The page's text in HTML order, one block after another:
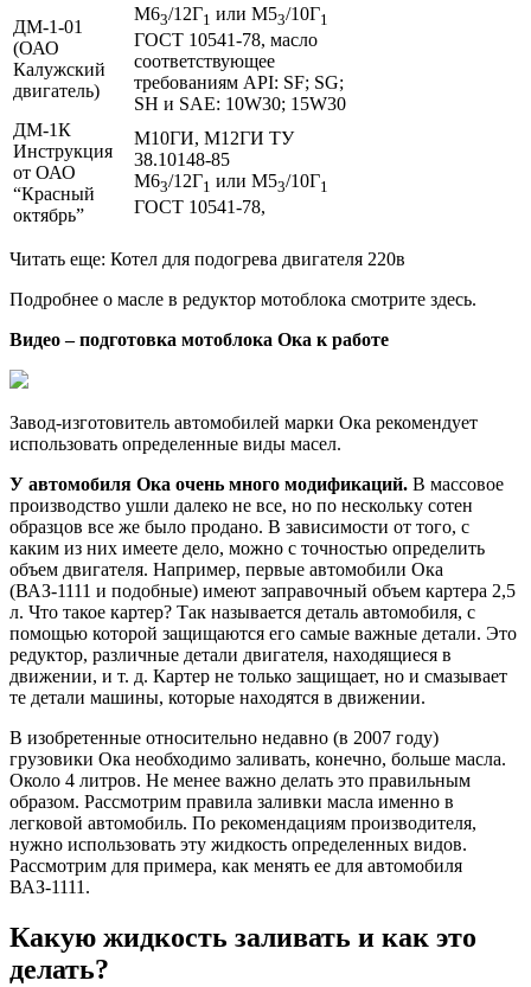
ДМ-1-01
(ОАО
Калужский
двигатель)
М63/12Г1 или М53/10Г1
ГОСТ 10541-78, масло
соответствующее
требованиям API: SF; SG;
SH и SAE: 10W30; 15W30
ДМ-1К
Инструкция
от ОАО
“Красный
октябрь”
М10ГИ, М12ГИ ТУ
38.10148-85
М63/12Г1 или М53/10Г1
ГОСТ 10541-78,
Читать еще: Котел для подогрева двигателя 220в
Подробнее о масле в редуктор мотоблока смотрите здесь.
Видео – подготовка мотоблока Ока к работе
Завод-изготовитель автомобилей марки Ока рекомендует
использовать определенные виды масел.
У автомобиля Ока очень много модификаций. В массовое
производство ушли далеко не все, но по нескольку сотен
образцов все же было продано. В зависимости от того, с
каким из них имеете дело, можно с точностью определить
объем двигателя. Например, первые автомобили Ока
(ВАЗ-1111 и подобные) имеют заправочный объем картера 2,5
л. Что такое картер? Так называется деталь автомобиля, с
помощью которой защищаются его самые важные детали. Это
редуктор, различные детали двигателя, находящиеся в
движении, и т. д. Картер не только защищает, но и смазывает
те детали машины, которые находятся в движении.
В изобретенные относительно недавно (в 2007 году)
грузовики Ока необходимо заливать, конечно, больше масла.
Около 4 литров. Не менее важно делать это правильным
образом. Рассмотрим правила заливки масла именно в
легковой автомобиль. По рекомендациям производителя,
нужно использовать эту жидкость определенных видов.
Рассмотрим для примера, как менять ее для автомобиля
ВАЗ-1111.
Какую жидкость заливать и как это
делать?